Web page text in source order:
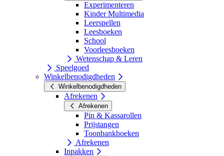
Experimenteren
Kinder Multimedia
Leerspellen
Leesboeken
School
Voorleesboeken
Wetenschap & Leren
Speelgoed
Winkelbenodigdheden
Winkelbenodigdheden
Afrekenen
Afrekenen
Pin & Kassarollen
Prijstangen
Toonbankboeken
Afrekenen
Inpakken